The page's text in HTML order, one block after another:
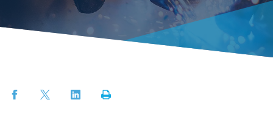
FacebookTwitterLinkedInPrint